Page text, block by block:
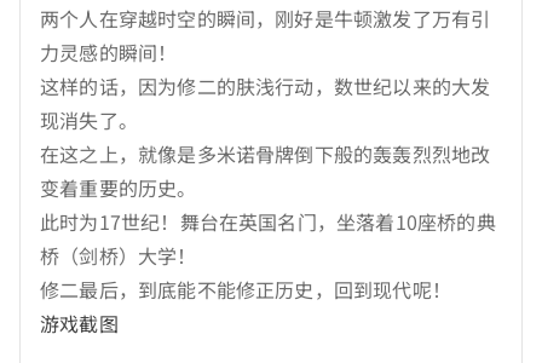
两个人在穿越时空的瞬间，刚好是牛顿激发了万有引
力灵感的瞬间！
这样的话，因为修二的肤浅行动，数世纪以来的大发
现消失了。
在这之上，就像是多米诺骨牌倒下般的轰轰烈烈地改
变着重要的历史。
此时为17世纪！舞台在英国名门，坐落着10座桥的典
桥（剑桥）大学！
修二最后，到底能不能修正历史，回到现代呢！
游戏截图